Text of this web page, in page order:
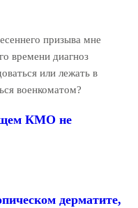
призыва мне
времени диагноз
или лежать в
военкоматом?
КМО не
дерматите,